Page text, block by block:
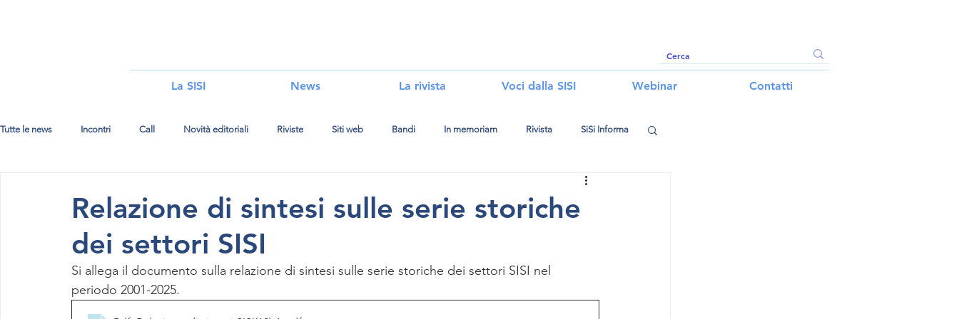
i i
La SISI News La rivista Voci dalla SISI Webinar Contatti
Tutte le news Incontri Call Novità editoriali Riviste Siti web Bandi In memoriam Rivista SiSi Informa
Relazione di sintesi sulle serie storiche
dei settori SISI
Si allega il documento sulla relazione di sintesi sulle serie storiche dei settori SISI nel
periodo 2001-2025.